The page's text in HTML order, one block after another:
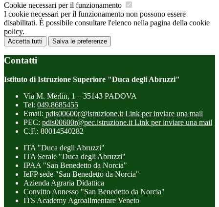
Cookie necessari per il funzionamento
I cookie necessari per il funzionamento non possono essere
disabilitati. È possibile consultare l'elenco nella pagina della cookie
policy.
Accetta tutti Salva le preferenze
Contatti
Istituto di Istruzione Superiore "Duca degli Abruzzi"
Via M. Merlin, 1 – 35143 PADOVA
Tel: 049.8685455
Email: pdis00600r@istruzione.it Link per inviare una mail
PEC: pdis00600r@pec.istruzione.it Link per inviare una mail
C.F.: 80014540282
ITA "Duca degli Abruzzi"
ITA Serale "Duca degli Abruzzi"
IPAA "San Benedetto da Norcia"
IeFP sede "San Benedetto da Norcia"
Azienda Agraria Didattica
Convitto Annesso "San Benedetto da Norcia"
ITS Academy Agroalimentare Veneto